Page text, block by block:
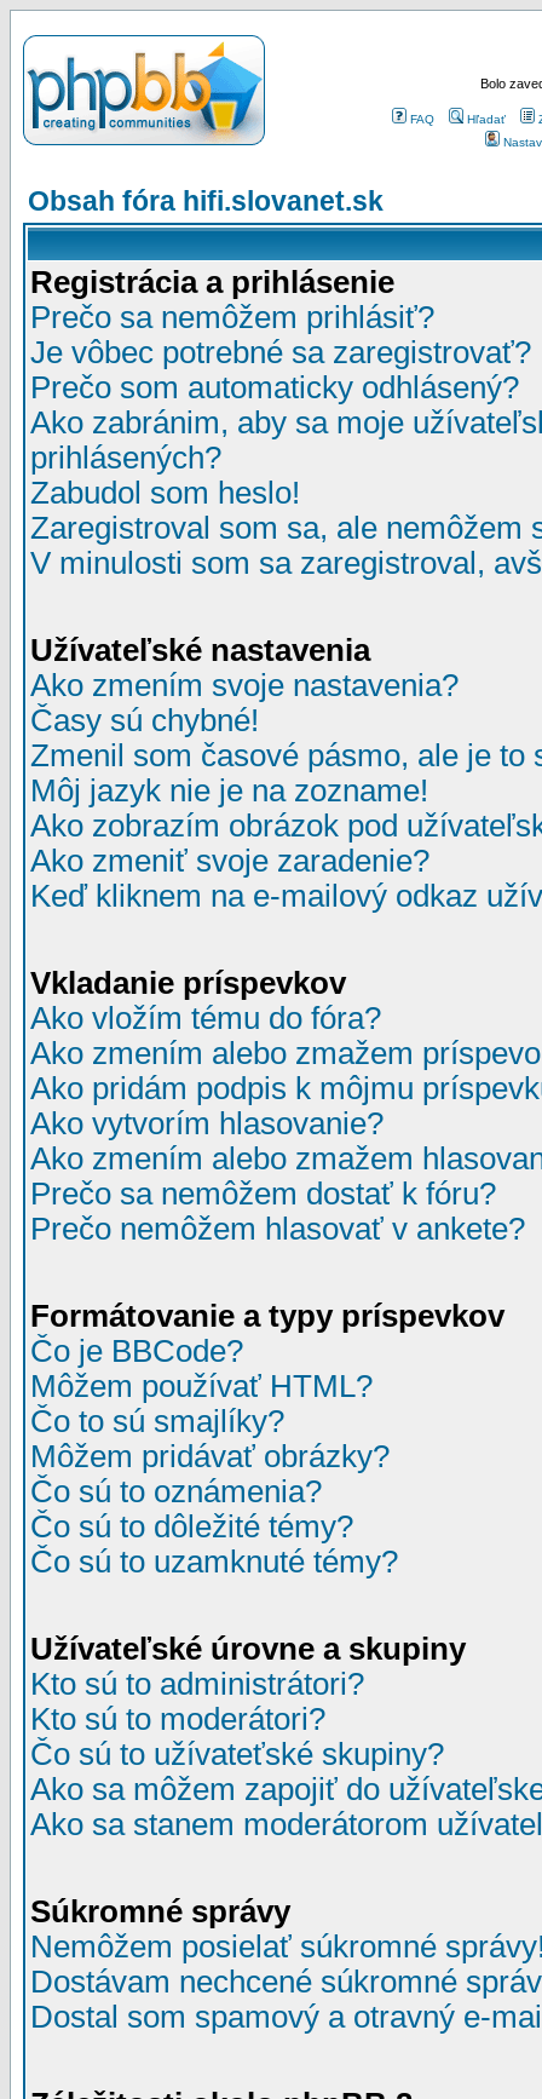
Bolo
FAQ Hľadať
Obsah fóra hifi.slovanet.sk
Registrácia a prihlásenie
Prečo sa nemôžem prihlásiť?
Je vôbec potrebné sa zaregistrovať?
Prečo som automaticky odhlásený?
Ako zabránim, aby sa moje
prihlásených?
Zabudol som heslo!
Zaregistroval som sa, ale nemôžem
V minulosti som sa zaregistroval,
Užívateľské nastavenia
Ako zmením svoje nastavenia?
Časy sú chybné!
Zmenil som časové pásmo, ale je to
Môj jazyk nie je na zozname!
Ako zobrazím obrázok pod
Ako zmeniť svoje zaradenie?
Keď kliknem na e-mailový odkaz
Vkladanie príspevkov
Ako vložím tému do fóra?
Ako zmením alebo zmažem
Ako pridám podpis k môjmu
Ako vytvorím hlasovanie?
Ako zmením alebo zmažem
Prečo sa nemôžem dostať k fóru?
Prečo nemôžem hlasovať v ankete?
Formátovanie a typy príspevkov
Čo je BBCode?
Môžem používať HTML?
Čo to sú smajlíky?
Môžem pridávať obrázky?
Čo sú to oznámenia?
Čo sú to dôležité témy?
Čo sú to uzamknuté témy?
Užívateľské úrovne a skupiny
Kto sú to administrátori?
Kto sú to moderátori?
Čo sú to užívateťské skupiny?
Ako sa môžem zapojiť do
Ako sa stanem moderátorom
Súkromné správy
Nemôžem posielať súkromné
Dostávam nechcené súkromné
Dostal som spamový a otravný e-